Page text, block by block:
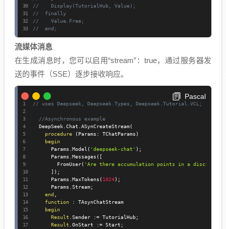
//    Display(TutorialHub, Value);
//  finally
//    Value.Free;
//  end;
流媒体消息
在生成消息时，您可以启用“stream”：true，通过服务器发
送的事件（SSE）逐步接收响应。
Pascal
// uses Deepseek, Deepseek.Types, Deepseek.Tutorial.VCL;
//Asynchronous example
  DeepSeek
Chat ASynCreateStream(
procedure
( Params : TChatParams )
begin
      Params
Model ( 'deepseek-chat' ) ;
      Params
Messages ( [
        FromUser
( 'Are there accumulation points in a discrete
] ) ;
      Params
MaxTokens ( 1024) ;
      Params
Stream;
end
function
:
TAsynChatStream
begin
Result
Sender := TutorialHub;
Result
OnStart := Start ;